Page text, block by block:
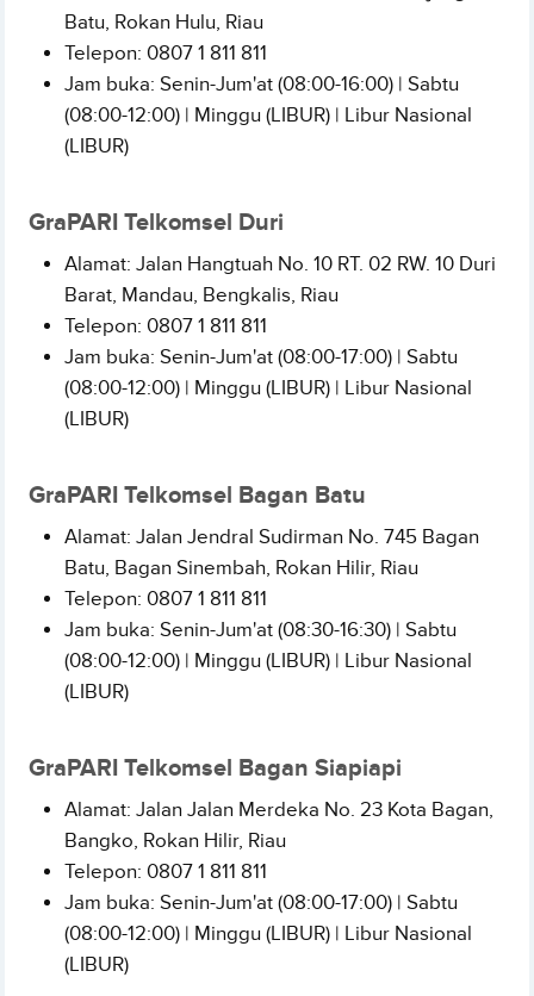
Batu, Rokan Hulu, Riau
Telepon: 0807 1 811 811
Jam buka: Senin-Jum'at (08:00-16:00) | Sabtu
(08:00-12:00) | Minggu (LIBUR) | Libur Nasional
(LIBUR)
GraPARI Telkomsel Duri
Alamat: Jalan Hangtuah No. 10 RT. 02 RW. 10 Duri
Barat, Mandau, Bengkalis, Riau
Telepon: 0807 1 811 811
Jam buka: Senin-Jum'at (08:00-17:00) | Sabtu
(08:00-12:00) | Minggu (LIBUR) | Libur Nasional
(LIBUR)
GraPARI Telkomsel Bagan Batu
Alamat: Jalan Jendral Sudirman No. 745 Bagan
Batu, Bagan Sinembah, Rokan Hilir, Riau
Telepon: 0807 1 811 811
Jam buka: Senin-Jum'at (08:30-16:30) | Sabtu
(08:00-12:00) | Minggu (LIBUR) | Libur Nasional
(LIBUR)
GraPARI Telkomsel Bagan Siapiapi
Alamat: Jalan Jalan Merdeka No. 23 Kota Bagan,
Bangko, Rokan Hilir, Riau
Telepon: 0807 1 811 811
Jam buka: Senin-Jum'at (08:00-17:00) | Sabtu
(08:00-12:00) | Minggu (LIBUR) | Libur Nasional
(LIBUR)